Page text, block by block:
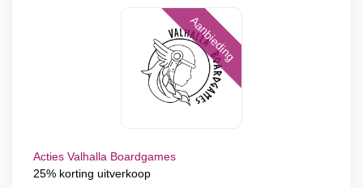
Aanbieding
Acties Valhalla Boardgames
25% korting uitverkoop